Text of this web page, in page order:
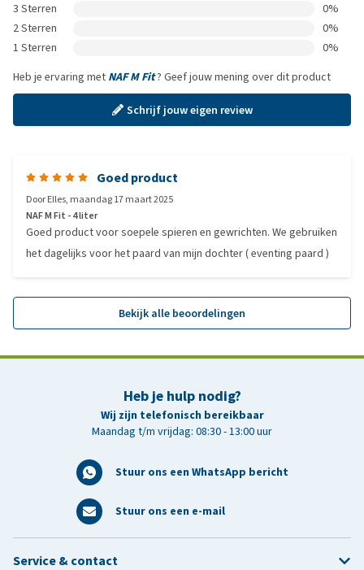
3 Sterren
0%
2 Sterren
0%
1 Sterren
0%
Heb je ervaring met NAF M Fit? Geef jouw mening over dit product
Schrijf jouw eigen review
Goed product
DoorElles, maandag 17 maart 2025
NAF M Fit - 4 liter
Goed product voor soepele spieren en gewrichten. We gebruiken
het dagelijks voor het paard van mijn dochter ( eventing paard )
Bekijk alle beoordelingen
Heb je hulp nodig?
Wij zijn telefonisch bereikbaar
Maandag t/m vrijdag: 08:30 - 13:00 uur
Stuur ons een WhatsApp bericht
Stuur ons een e-mail
Service & contact